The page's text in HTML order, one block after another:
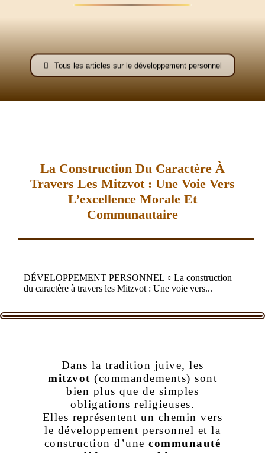
–
Tous les articles sur le développement personnel
La Construction Du Caractère À
Travers Les Mitzvot : Une Voie Vers
L’excellence Morale Et
Communautaire
DÉVELOPPEMENT PERSONNEL
La construction
du caractère à travers les Mitzvot : Une voie vers...
Dans la tradition juive, les
mitzvot (commandements) sont
bien plus que de simples
obligations religieuses.
Elles représentent un chemin vers
le développement personnel et la
construction d’unecommunauté